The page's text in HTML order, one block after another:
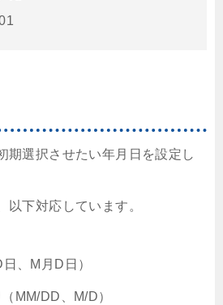
期選択させたい年月日を設定し
以下対応しています。
、M月D日）
MM/DD、M/D）